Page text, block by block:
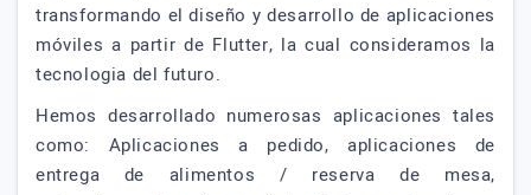
transformando el diseño y desarrollo de aplicaciones
móviles a partir de Flutter, la cual consideramos la
tecnologia del futuro.
Hemos desarrollado numerosas aplicaciones tales
como: Aplicaciones a pedido, aplicaciones de
entrega de alimentos / reserva de mesa,